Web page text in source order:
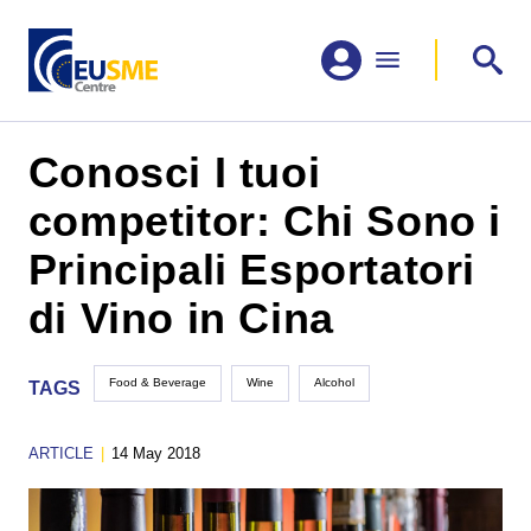
Conosci I tuoi
competitor: Chi Sono i
Principali Esportatori
di Vino in Cina
TAGS Food & Beverage Wine Alcohol
ARTICLE 14 May 2018